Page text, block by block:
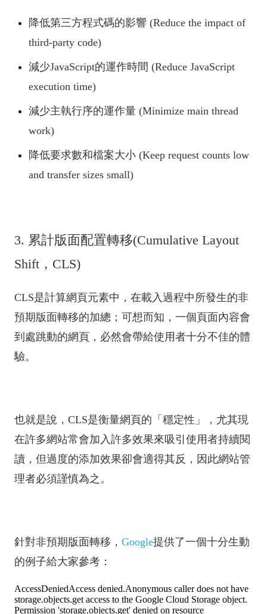
降低第三方程式碼的影響 (Reduce the impact of
third-party code)
減少JavaScript的運作時間 (Reduce JavaScript
execution time)
減少主執行序的運作量 (Minimize main thread
work)
降低要求數和檔案大小 (Keep request counts low
and transfer sizes small)
3. 累計版面配置轉移(Cumulative Layout
Shift，CLS)
CLS是計算網頁元素中，在載入過程中所發生的非
預期版面轉移的加總；可想而知，一個頁面內容會
到處跳動的網頁，必然會帶給使用者十分不佳的體
驗。
也就是說，CLS是衡量網頁的「穩定性」，尤其現
在許多網站常會加入許多效果來吸引使用者持續閱
讀，但過度的添加效果卻會適得其反，因此網站管
理者必須謹慎為之。
針對非預期版面轉移， Google提供了一個十分生動
的例子給大家參考：